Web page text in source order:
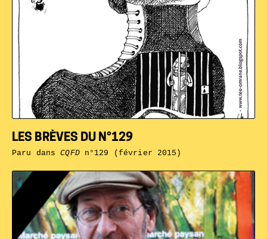
LES BRÈVES DU N°129
Paru dansCQFDn°129 (février 2015)